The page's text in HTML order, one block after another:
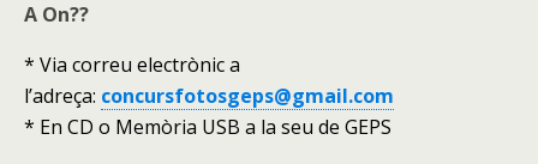
A On??
* Via correu electrònic a
l’adreça: concursfotosgeps@gmail.com
* En CD o Memòria USB a la seu de GEPS